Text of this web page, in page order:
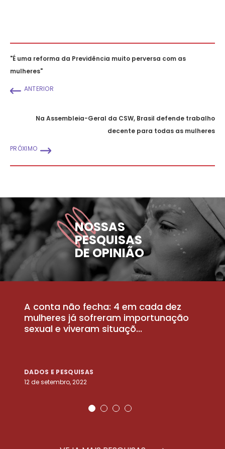
"É uma reforma da Previdência muito perversa com as
mulheres"
ANTERIOR
Na Assembleia-Geral da CSW, Brasil defende trabalho
decente para todas as mulheres
PRÓXIMO
NOSSAS
PESQUISAS
DE OPINIÃO
A conta não fecha: 4 em cada dez
mulheres já sofreram importunação
sexual e viveram situaçõ...
DADOS E PESQUISAS
12 de setembro, 2022